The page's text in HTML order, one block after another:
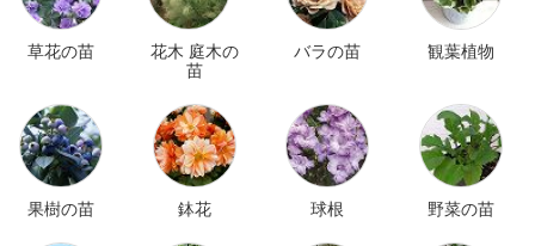
草花の苗
花木 庭木の
苗
バラの苗 観葉植物
果樹の苗 鉢花 球根 野菜の苗